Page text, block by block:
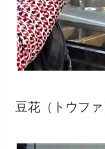
豆花（トウファ